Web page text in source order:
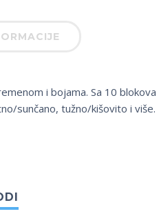
i bojama. Sa 10
sunčano, tužno/kišovito i više.